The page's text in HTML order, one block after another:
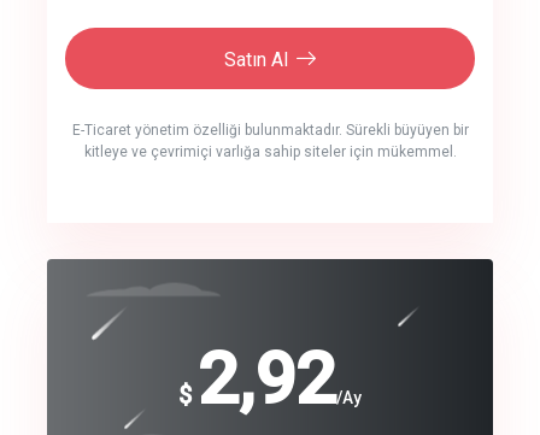
Satın Al
E-Ticaret yönetim özelliği bulunmaktadır. Sürekli büyüyen bir
kitleye ve çevrimiçi varlığa sahip siteler için mükemmel.
crm auto cync
track energy costs
$ 2,92/Ay
$
240